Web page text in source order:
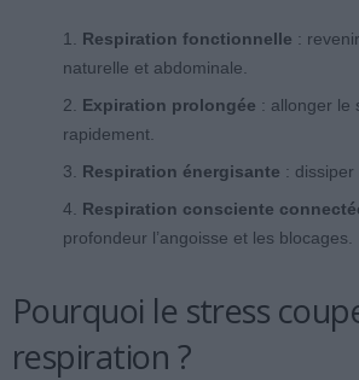
Respiration fonctionnelle :
naturelle et abdominale.
Expiration prolongée : allonger le
rapidement.
Respiration énergisante : dissiper
Respiration consciente
profondeur l’angoisse et les blocages.
Pourquoi le stress
respiration ?